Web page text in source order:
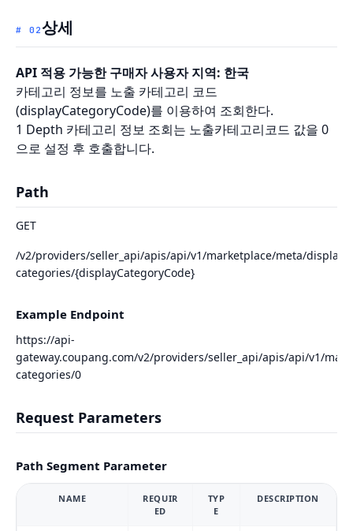
# 02상세
API 적용 가능한 구매자 사용자 지역: 한국
카테고리 정보를 노출 카테고리 코드
(displayCategoryCode)를 이용하여 조회한다.
1 Depth 카테고리 정보 조회는 노출카테고리코드 값을 0
으로 설정 후 호출합니다.
Path
GET
/v2/providers/seller_api/apis/api/v1/marketplace/meta/display-
categories/{displayCategoryCode}
Example Endpoint
https://api-
gateway.coupang.com/v2/providers/seller_api/apis/api/v1/
categories/0
Request Parameters
Path Segment Parameter
NAME
REQUIR
ED
TYP
E
DESCRIPTION